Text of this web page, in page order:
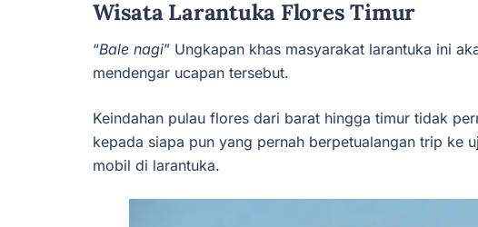
Wisata Larantuka Flores Timur
“Bale nagi” Ungkapan khas masyarakat larantuka ini
mendengar ucapan tersebut.
Keindahan pulau flores dari barat hingga timur tidak
kepada siapa pun yang pernah berpetualangan trip ke
mobil di larantuka.